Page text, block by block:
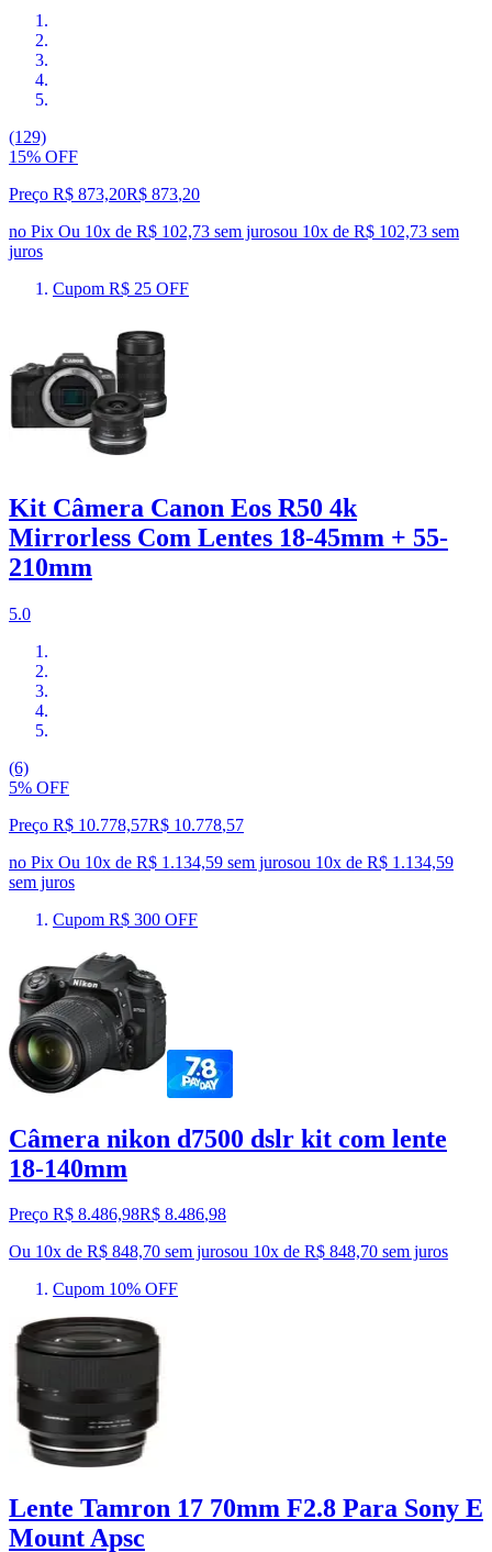
(129)
15% OFF
Preço R$ 873,20R$ 873,20
no Pix Ou 10x de R$ 102,73 sem jurosou 10x de R$ 102,73 sem
juros
Cupom R$ 25 OFF
Kit Câmera Canon Eos R50 4k
Mirrorless Com Lentes 18-45mm + 55-
210mm
5.0
(6)
5% OFF
Preço R$ 10.778,57R$ 10.778,57
no Pix Ou 10x de R$ 1.134,59 sem jurosou 10x de R$ 1.134,59
sem juros
Cupom R$ 300 OFF
Câmera nikon d7500 dslr kit com lente
18-140mm
Preço R$ 8.486,98R$ 8.486,98
Ou 10x de R$ 848,70 sem jurosou 10x de R$ 848,70 sem juros
Cupom 10% OFF
Lente Tamron 17 70mm F2.8 Para Sony E
Mount Apsc